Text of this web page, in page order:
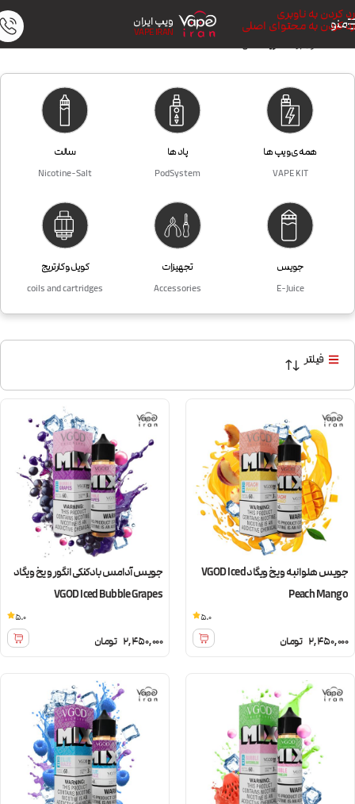
رد کردن به ناوبری
رد کردن به محتوای اصلی
منو ویپ ایران
VAPE IRAN
همه ی ویپ ها
VAPE KIT
پاد ها
PodSystem
سالت
Nicotine-Salt
جویس
E-Juice
تجهیزات
Accessories
کویل و کارتریج
coils and cartridges
فیلتر
جویس هلو انبه و یخ ویگاد VGOD Iced
Peach Mango
2,450,000 تومان
5.0
جویس آدامس بادکنکی انگور و یخ ویگاد
VGOD Iced Bubble Grapes
2,450,000 تومان
5.0